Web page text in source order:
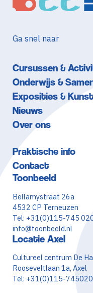
Ga snel naar
Cursussen &
Onderwijs &
Exposities &
Nieuws
Over ons
Praktische info
Contact
Toonbeeld
Bellamystraat 26a
4532 CP Terneuzen
Tel: +31(0)115-745
info@toonbeeld.nl
Locatie Axel
Cultureel centrum De
Rooseveltlaan 1a, Axel
Tel: +31(0)115-745020